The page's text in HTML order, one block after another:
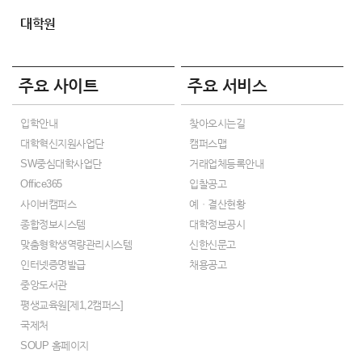
대학원
주요 사이트
입학안내
대학혁신지원사업단
SW중심대학사업단
Office365
사이버캠퍼스
종합정보시스템
맞춤형학생역량관리시스템
인터넷증명발급
중앙도서관
평생교육원[제1,2캠퍼스]
국제처
SOUP 홈페이지
주요 서비스
찾아오시는길
캠퍼스맵
거래업체등록안내
입찰공고
예ㆍ결산현황
대학정보공시
신한신문고
채용공고